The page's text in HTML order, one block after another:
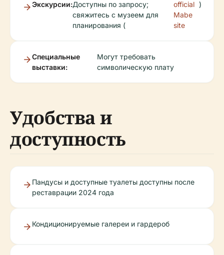
Экскурсии:Доступны по запросу;
свяжитесь с музеем для
планирования (
official
Mabe
site
)
Специальные
выставки:
Могут требовать
символическую плату
Удобства и
доступность
Пандусы и доступные туалеты доступны после
реставрации 2024 года
Кондиционируемые галереи и гардероб